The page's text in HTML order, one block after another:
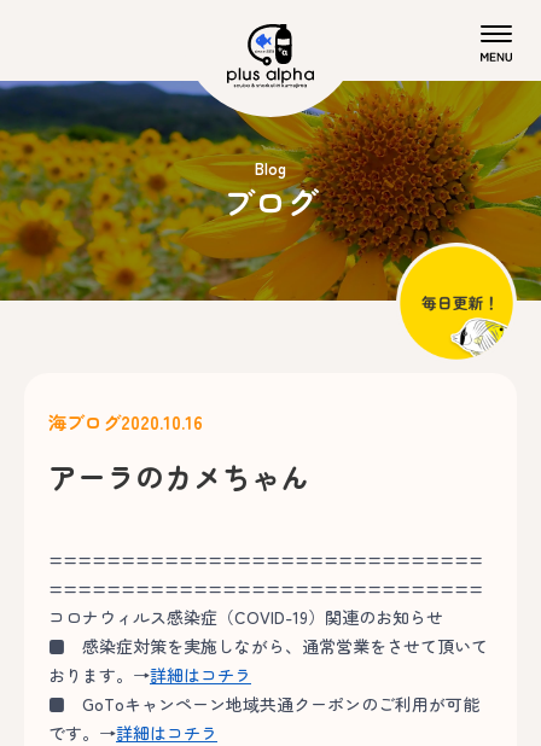
Blog
ブログ
海ブログ2020.10.16
アーラのカメちゃん
==============================
==============================
コロナウィルス感染症（COVID-19）関連のお知らせ
■ 感染症対策を実施しながら、通常営業をさせて頂いて
おります。→詳細はコチラ
■ GoToキャンペーン地域共通クーポンのご利用が可能
です。→詳細はコチラ